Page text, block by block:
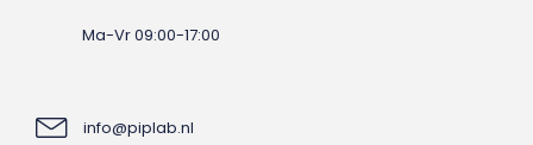
Ma-Vr 09:00-17:00
info@piplab.nl